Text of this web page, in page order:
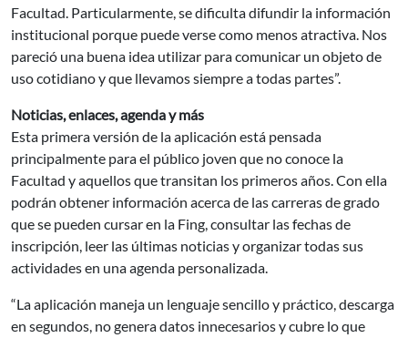
Facultad. Particularmente, se dificulta difundir la información
institucional porque puede verse como menos atractiva. Nos
pareció una buena idea utilizar para comunicar un objeto de
uso cotidiano y que llevamos siempre a todas partes”.
Noticias, enlaces, agenda y más
Esta primera versión de la aplicación está pensada
principalmente para el público joven que no conoce la
Facultad y aquellos que transitan los primeros años. Con ella
podrán obtener información acerca de las carreras de grado
que se pueden cursar en la Fing, consultar las fechas de
inscripción, leer las últimas noticias y organizar todas sus
actividades en una agenda personalizada.
“La aplicación maneja un lenguaje sencillo y práctico, descarga
en segundos, no genera datos innecesarios y cubre lo que